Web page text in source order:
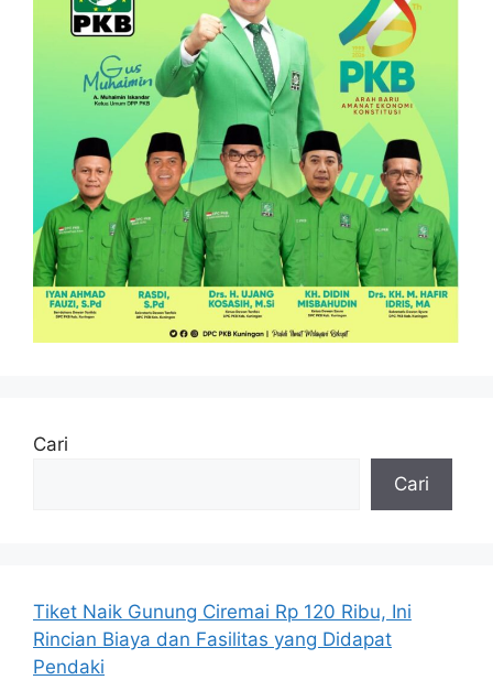
Cari
Cari
Tiket Naik Gunung Ciremai Rp 120 Ribu, Ini
Rincian Biaya dan Fasilitas yang Didapat
Pendaki